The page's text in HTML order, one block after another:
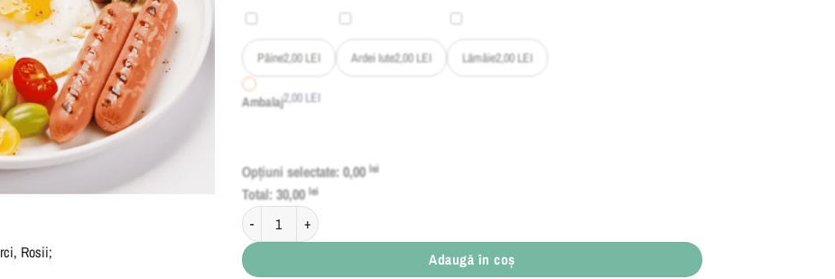
Rosii;
Pâine2,00LEI Ardei Iute2,00LEI Lămâie2,00LEI
Ambalaj2,00LEI
Opțiuni selectate:0,00lei
Total:30,00lei
Cantitate English Breakfast Eclipse
Adaugă în coș